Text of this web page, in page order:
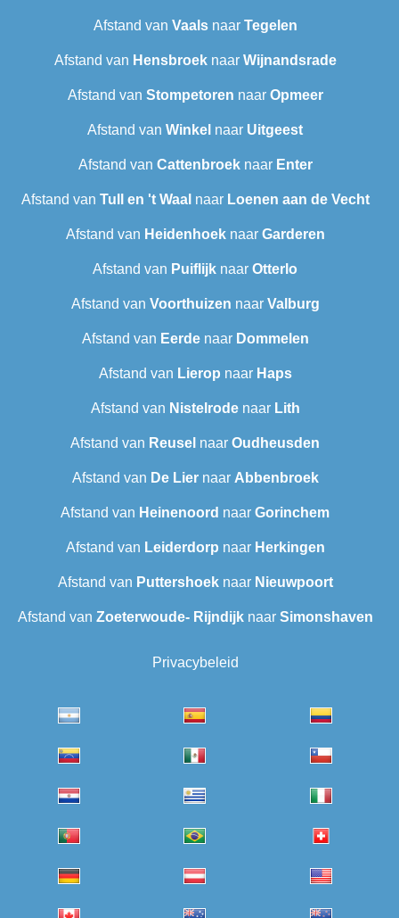
Afstand van Vaalsnaar Tegelen
Afstand van Hensbroeknaar Wijnandsrade
Afstand van Stompetoren naar Opmeer
Afstand van Winkel naar Uitgeest
Afstand van Cattenbroeknaar Enter
Afstand van Tull en 't Waal naar Loenen aan de Vecht
Afstand van Heidenhoeknaar Garderen
Afstand van Puiflijk naar Otterlo
Afstand van Voorthuizen naar Valburg
Afstand van Eerdenaar Dommelen
Afstand van Lierop naar Haps
Afstand van Nistelrodenaar Lith
Afstand van Reusel naar Oudheusden
Afstand van De Liernaar Abbenbroek
Afstand van Heinenoord naar Gorinchem
Afstand van Leiderdorp naar Herkingen
Afstand van Puttershoeknaar Nieuwpoort
Afstand van Zoeterwoude- Rijndijknaar Simonshaven
Privacybeleid